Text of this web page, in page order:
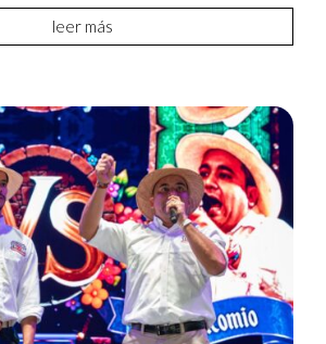
leer más